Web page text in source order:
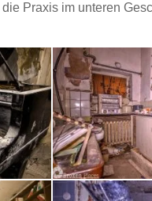
Praxis im unteren